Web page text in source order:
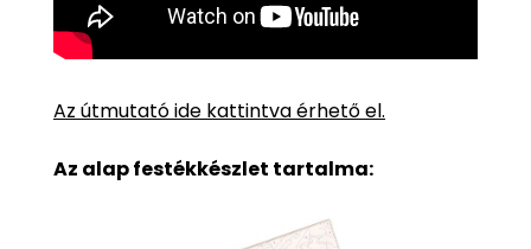
Az útmutató ide kattintva érhető el.
Az alap festékkészlet tartalma: